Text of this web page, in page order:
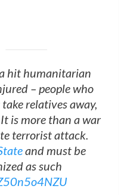
hit humanitarian
– people who
relatives away,
is more than a war
terrorist attack.
and must be
as such